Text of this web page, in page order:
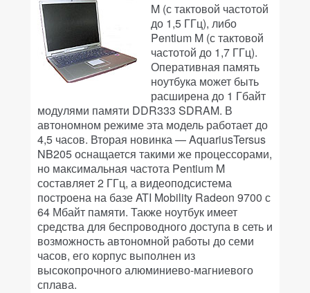
M (с тактовой частотой
до 1,5 ГГц), либо
Pentium M (с тактовой
частотой до 1,7 ГГц).
Оперативная память
ноутбука может быть
расширена до 1 Гбайт
модулями памяти DDR333 SDRAM. В
автономном режиме эта модель работает до
4,5 часов. Вторая новинка — AquariusTersus
NB205 оснащается такими же процессорами,
но максимальная частота Pentium M
составляет 2 ГГц, а видеоподсистема
построена на базе ATI Mobility Radeon 9700 с
64 Мбайт памяти. Также ноутбук имеет
средства для беспроводного доступа в сеть и
возможность автономной работы до семи
часов, его корпус выполнен из
высокопрочного алюминиево-магниевого
сплава.